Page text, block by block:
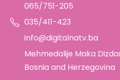
065/751-205
035/411-423
info@digitalnatv.ba
Mehmedalije Maka
Bosnia and Herzegovina